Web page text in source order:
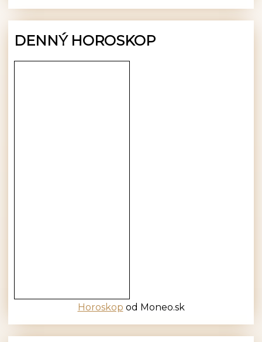
DENNÝ HOROSKOP
Horoskop od Moneo.sk